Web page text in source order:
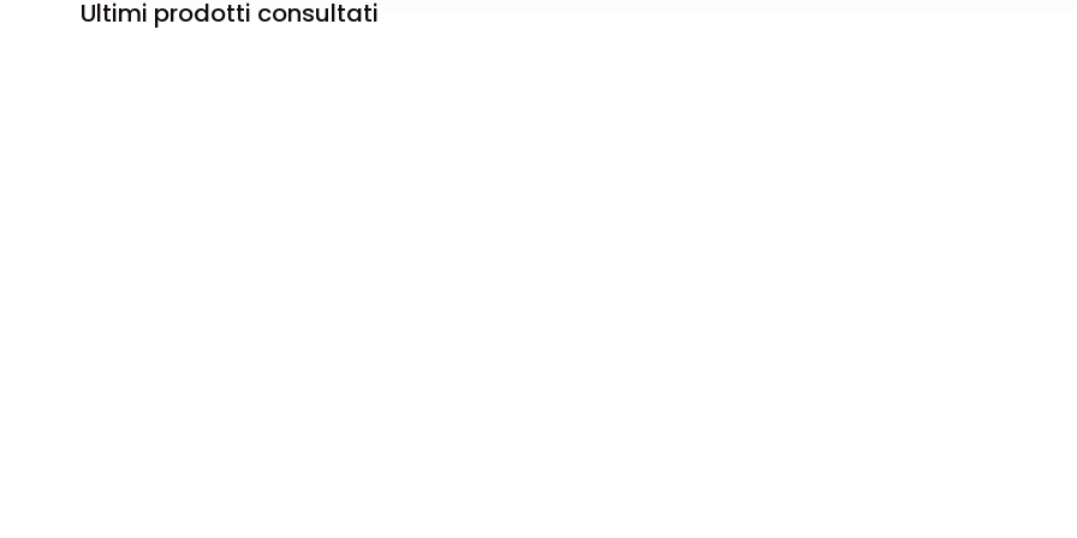
Ultimi prodotti consultati